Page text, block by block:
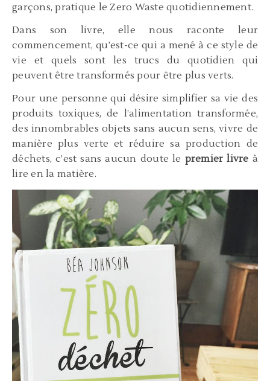
garçons, pratique le Zero Waste quotidiennement.
Dans son livre, elle nous raconte leur
commencement, qu’est-ce qui a mené à ce style de
vie et quels sont les trucs du quotidien qui
peuvent être transformés pour être plus verts.
Pour une personne qui désire simplifier sa vie des
produits toxiques, de l’alimentation transformée,
des innombrables objets sans aucun sens, vivre de
manière plus verte et réduire sa production de
déchets, c’est sans aucun doute le premier livre à
lire en la matière.